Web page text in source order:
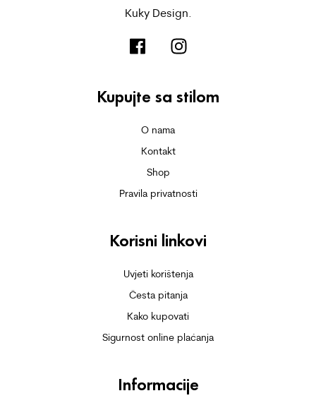
Kuky Design.
Kupujte sa stilom
O nama
Kontakt
Shop
Pravila privatnosti
Korisni linkovi
Uvjeti korištenja
Česta pitanja
Kako kupovati
Sigurnost online plaćanja
Informacije